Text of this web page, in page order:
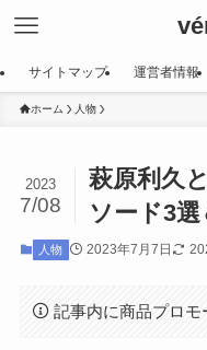
サイトマップ 運営者情報
ホーム 人物
萩原利久
ソード3
2023
7/08
人物 2023年7月7日
記事内に商品プロモ